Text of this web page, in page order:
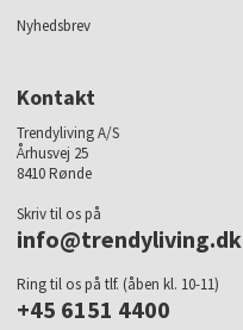
Nyhedsbrev
Kontakt
Trendyliving A/S
Århusvej 25
8410 Rønde
Skriv til os på
info@trendyliving.dk
Ring til os på tlf. (åben kl. 10-11)
+45 6151 4400